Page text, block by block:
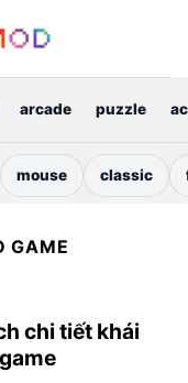
arcade puzzle
mouse classic
GAME
chi tiết khái